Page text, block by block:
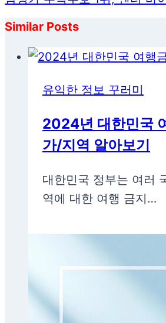
Similar Posts
유익한 정보 꾸러미
2024년 대한민국
가/지역 알아보기
대한민국 정부는 여러
역에 대한 여행 금지…